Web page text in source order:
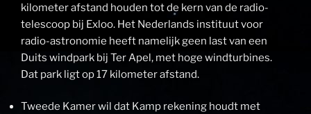
kilometer afstand houden tot de kern van de radio-
telescoop bij Exloo. Het Nederlands instituut voor
radio-astronomie heeft namelijk geen last van een
Duits windpark bij Ter Apel, met hoge windturbines.
Dat park ligt op 17 kilometer afstand.
Tweede Kamer wil dat Kamp rekening houdt met